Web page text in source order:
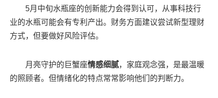
5月中旬水瓶座的创新能力会得到认可，从事科技行
业的水瓶可能会有专利产出。财务方面建议尝试新型理财
方式，但要做好风险评估。
月亮守护的巨蟹座情感细腻，家庭观念强，是最温暖
的照顾者。但情绪化的特点常常影响他们的判断力。